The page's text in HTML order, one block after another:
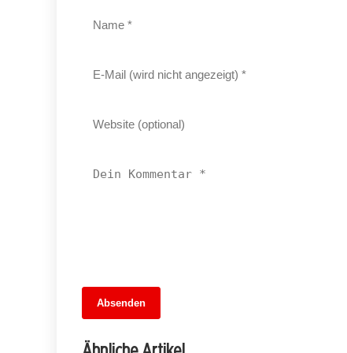
Absenden
MuseumsMeileMitte: Berlins neues
kulturelles Herz schlägt am